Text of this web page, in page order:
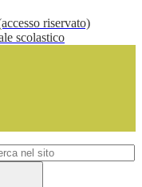
riservato)
scolastico